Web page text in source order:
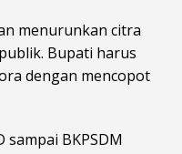
menurunkan citra
Bupati harus
dengan mencopot
sampai BKPSDM